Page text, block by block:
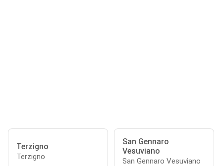
Terzigno
Terzigno
San Gennaro
Vesuviano
San Gennaro Vesuviano